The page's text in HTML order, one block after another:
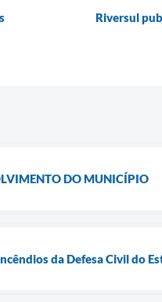
Riversul
DO MUNICÍPIO
da Defesa Civil do